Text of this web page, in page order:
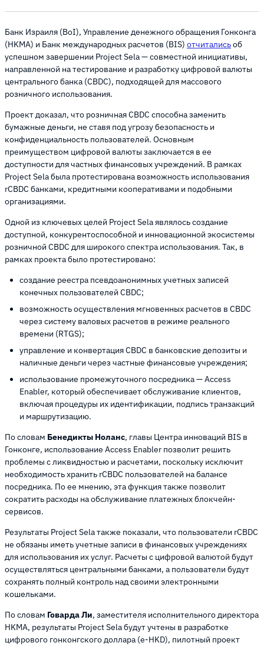
Банк Израиля (BoI), Управление денежного обращения Гонконга
(HKMA) и Банк международных расчетов (BIS) отчиталисьоб
успешном завершении Project Sela — совместной инициативы,
направленной ​​на тестирование и разработку цифровой валюты
центрального банка (CBDC), подходящей для массового
розничного использования.
Проект доказал, что розничная CBDC способна заменить
бумажные деньги, не ставя под угрозу безопасность и
конфиденциальность пользователей. Основным
преимуществом цифровой валюты заключается в ее
доступности для частных финансовых учреждений. В рамках
Project Sela была протестирована возможность использования
rCBDC банками, кредитными кооперативами и подобными
организациями.
Одной из ключевых целей Project Sela являлось создание
доступной, конкурентоспособной и инновационной экосистемы
розничной CBDC для широкого спектра использования. Так, в
рамках проекта было протестировано:
создание реестра псевдоанонимных учетных записей
конечных пользователей CBDC;
возможность осуществления мгновенных расчетов в CBDC
через систему валовых расчетов в режиме реального
времени (RTGS);
управление и конвертация CBDC в банковские депозиты и
наличные деньги через частные финансовые учреждения;
использование промежуточного посредника — Access
Enabler, который обеспечивает обслуживание клиентов,
включая процедуры их идентификации, подпись транзакций
и маршрутизацию.
По словам Бенедикты Ноланс, главы Центра инноваций BIS в
Гонконге, использование Access Enabler позволит решить
проблемы с ликвидностью и расчетами, поскольку исключит
необходимость хранить rCBDC пользователей на балансе
посредника. По ее мнению, эта функция также позволит
сократить расходы на обслуживание платежных блокчейн-
сервисов.
Результаты Project Sela также показали, что пользователи rCBDC
не обязаны иметь учетные записи в финансовых учреждениях
для использования их услуг. Расчеты с цифровой валютой будут
осуществляться центральными банками, а пользователи будут
сохранять полный контроль над своими электронными
кошельками.
По словам Говарда Ли, заместителя исполнительного директора
HKMA, результаты Project Sela будут учтены в разработке
цифрового гонконгского доллара (e-HKD), пилотный проект